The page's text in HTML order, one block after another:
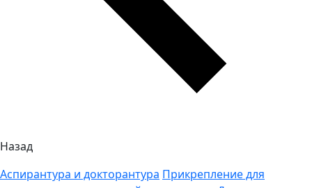
Назад
Аспирантура и докторантура Прикрепление для